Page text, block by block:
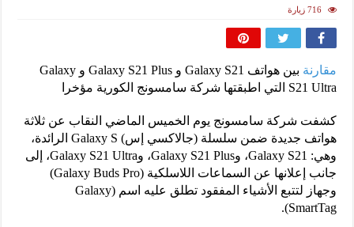
716 زيارة
مقارنة
بين هواتف Galaxy S21 و Galaxy S21 Plus و Galaxy
S21 Ultra التي اطبقتها شركة سامسونج الكورية مؤخرا
كشفت شركة سامسونج يوم الخميس الماضي النقاب عن ثلاثة
هواتف جديدة ضمن سلسلة (جالاكسي إس) Galaxy S الرائدة،
وهي: Galaxy S21، وGalaxy S21 Plus، وGalaxy S21 Ultra، إلى
جانب إعلانها عن السماعات اللاسلكية (Galaxy Buds Pro)
وجهاز لتتبع الأشياء المفقود تطلق عليه اسم (Galaxy
SmartTag).